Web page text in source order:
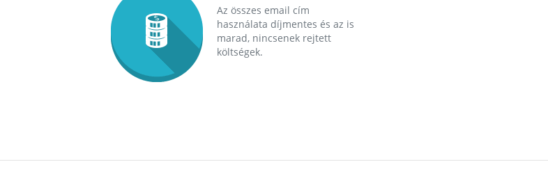
Az összes email cím
használata díjmentes és az is
marad, nincsenek rejtett
költségek.